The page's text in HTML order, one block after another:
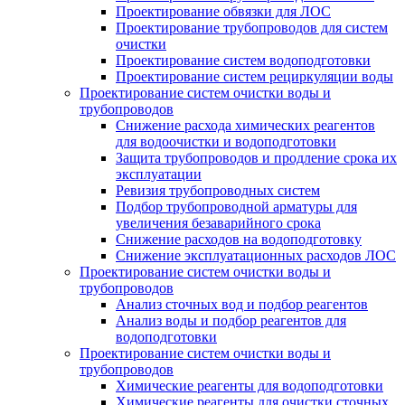
Проектирование обвязки для ЛОС
Проектирование трубопроводов для систем
очистки
Проектирование систем водоподготовки
Проектирование систем рециркуляции воды
Проектирование систем очистки воды и
трубопроводов
Снижение расхода химических реагентов
для водоочистки и водоподготовки
Защита трубопроводов и продление срока их
эксплуатации
Ревизия трубопроводных систем
Подбор трубопроводной арматуры для
увеличения безаварийного срока
Снижение расходов на водоподготовку
Снижение эксплуатационных расходов ЛОС
Проектирование систем очистки воды и
трубопроводов
Анализ сточных вод и подбор реагентов
Анализ воды и подбор реагентов для
водоподготовки
Проектирование систем очистки воды и
трубопроводов
Химические реагенты для водоподготовки
Химические реагенты для очистки сточных